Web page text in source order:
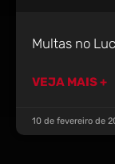
Multas no
VEJA MAIS +
10 de fevereiro de